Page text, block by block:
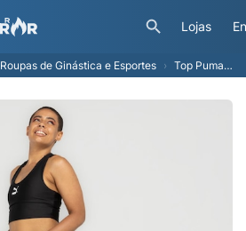
Lojas
Roupas de Ginástica e Esportes Top Puma sem Bojo Baixa Sustentação T7 Crop